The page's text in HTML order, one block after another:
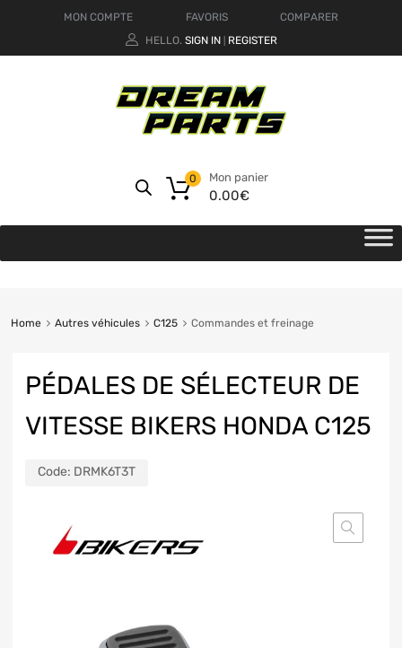
MON COMPTE FAVORIS
COMPARER
HELLO. SIGN IN REGISTER
Mon panier
0.00€
0
Home Autres véhicules C125 Commandes et freinage
PÉDALES DE SÉLECTEUR DE
VITESSE BIKERS HONDA C125
Code: DRMK6T3T